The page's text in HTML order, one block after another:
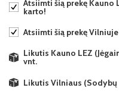
Atsiimti šią prekę Kauno
karto!
Atsiimti šią prekę
Likutis Kauno LEZ
vnt.
Likutis Vilniaus